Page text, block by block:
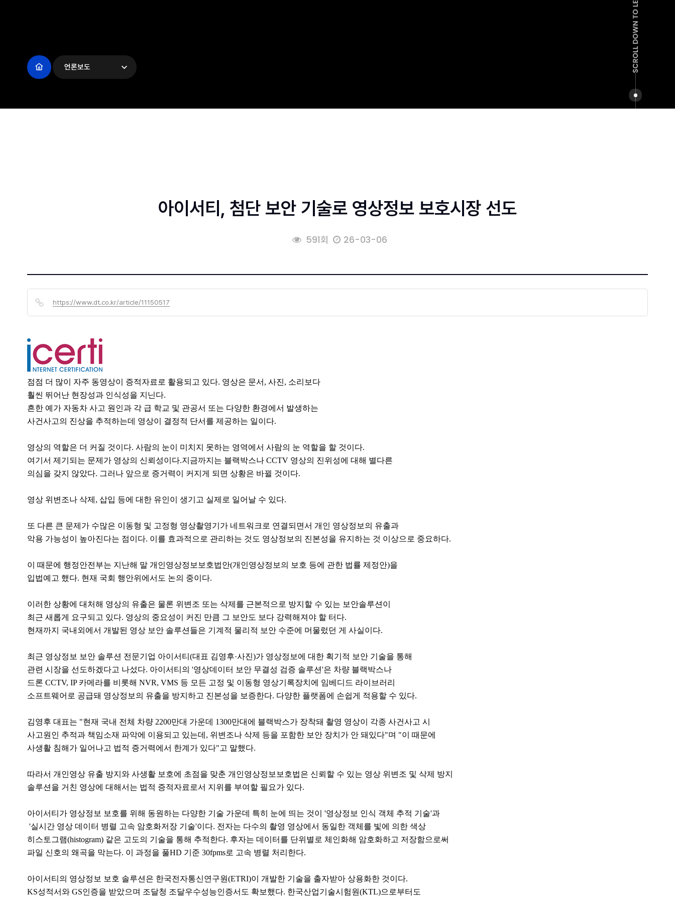
언론보도
아이서티, 첨단 보안 기술로 영상정보 보호시장 선도
591회 26-03-06
https://www.dt.co.kr/article/11150517
점점 더 많이 자주 동영상이 증적자료로 활용되고 있다. 영상은 문서, 사진, 소리보다
훨씬 뛰어난 현장성과 인식성을 지닌다.
흔한 예가 자동차 사고 원인과 각 급 학교 및 관공서 또는 다양한 환경에서 발생하는
사건사고의 진상을 추적하는데 영상이 결정적 단서를 제공하는 일이다.
영상의 역할은 더 커질 것이다. 사람의 눈이 미치지 못하는 영역에서 사람의 눈 역할을 할 것이다.
여기서 제기되는 문제가 영상의 신뢰성이다.지금까지는 블랙박스나 CCTV 영상의 진위성에 대해 별다른
의심을 갖지 않았다. 그러나 앞으로 증거력이 커지게 되면 상황은 바뀔 것이다.
영상 위변조나 삭제, 삽입 등에 대한 유인이 생기고 실제로 일어날 수 있다.
또 다른 큰 문제가 수많은 이동형 및 고정형 영상촬영기가 네트워크로 연결되면서 개인 영상정보의 유출과
악용 가능성이 높아진다는 점이다. 이를 효과적으로 관리하는 것도 영상정보의 진본성을 유지하는 것 이상으로 중요하다.
이 때문에 행정안전부는 지난해 말 개인영상정보보호법안(개인영상정보의 보호 등에 관한 법률 제정안)을
입법예고 했다. 현재 국회 행안위에서도 논의 중이다.
이러한 상황에 대처해 영상의 유출은 물론 위변조 또는 삭제를 근본적으로 방지할 수 있는 보안솔루션이
최근 새롭게 요구되고 있다. 영상의 중요성이 커진 만큼 그 보안도 보다 강력해져야 할 터다.
현재까지 국내외에서 개발된 영상 보안 솔루션들은 기계적 물리적 보안 수준에 머물렀던 게 사실이다.
최근 영상정보 보안 솔루션 전문기업 아이서티(대표 김영후·사진)가 영상정보에 대한 획기적 보안 기술을 통해
관련 시장을 선도하겠다고 나섰다. 아이서티의 '영상데이터 보안 무결성 검증 솔루션'은 차량 블랙박스나
드론 CCTV, IP 카메라를 비롯해 NVR, VMS 등 모든 고정 및 이동형 영상기록장치에 임베디드 라이브러리
소프트웨어로 공급돼 영상정보의 유출을 방지하고 진본성을 보증한다. 다양한 플랫폼에 손쉽게 적용할 수 있다.
김영후 대표는 "현재 국내 전체 차량 2200만대 가운데 1300만대에 블랙박스가 장착돼 촬영 영상이 각종 사건사고 시
사고원인 추적과 책임소재 파악에 이용되고 있는데, 위변조나 삭제 등을 포함한 보안 장치가 안 돼있다"며 "이 때문에
사생활 침해가 일어나고 법적 증거력에서 한계가 있다"고 말했다.
따라서 개인영상 유출 방지와 사생활 보호에 초점을 맞춘 개인영상정보보호법은 신뢰할 수 있는 영상 위변조 및 삭제 방지
솔루션을 거친 영상에 대해서는 법적 증적자료로서 지위를 부여할 필요가 있다.
아이서티가 영상정보 보호를 위해 동원하는 다양한 기술 가운데 특히 눈에 띄는 것이 '영상정보 인식 객체 추적 기술'과
'실시간 영상 데이터 병렬 고속 암호화저장 기술'이다. 전자는 다수의 촬영 영상에서 동일한 객체를 빛에 의한 색상
히스토그램(histogram) 같은 고도의 기술을 통해 추적한다. 후자는 데이터를 단위별로 체인화해 암호화하고 저장함으로써
파일 신호의 왜곡을 막는다. 이 과정을 풀HD 기준 30fpms로 고속 병렬 처리한다.
아이서티의 영상정보 보호 솔루션은 한국전자통신연구원(ETRI)이 개발한 기술을 출자받아 상용화한 것이다.
KS성적서와 GS인증을 받았으며 조달청 조달우수성능인증서도 확보했다. 한국산업기술시험원(KTL)으로부터도